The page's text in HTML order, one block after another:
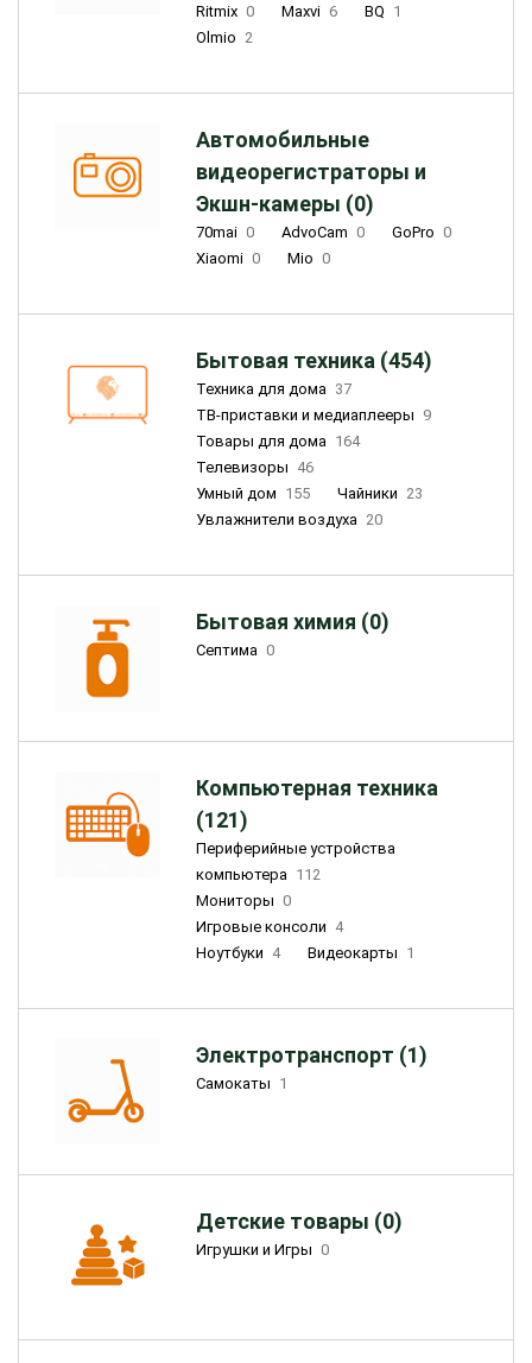
Ritmix 0 Maxvi 6 BQ 1
Olmio 2
Автомобильные
видеорегистраторы и
Экшн-камеры (0)
70mai 0 AdvoCam 0 GoPro 0
Xiaomi 0 Mio 0
Бытовая техника (454)
Техника для дома 37
ТВ-приставки и медиаплееры 9
Товары для дома 164
Телевизоры 46
Умный дом 155 Чайники 23
Увлажнители воздуха 20
Бытовая химия (0)
Септима 0
Компьютерная техника
(121)
Периферийные устройства
компьютера 112
Мониторы 0
Игровые консоли 4
Ноутбуки 4 Видеокарты 1
Электротранспорт (1)
Самокаты 1
Детские товары (0)
Игрушки и Игры 0